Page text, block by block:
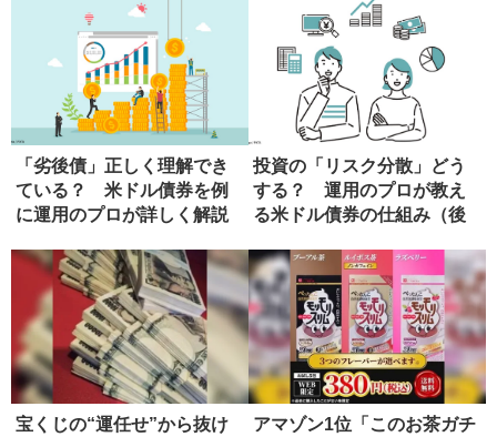
「劣後債」正しく理解でき
ている？ 米ドル債券を例
に運用のプロが詳しく解説
投資の「リスク分散」どう
する？ 運用のプロが教え
る米ドル債券の仕組み（後
宝くじの“運任せ”から抜け
アマゾン1位「このお茶ガチ